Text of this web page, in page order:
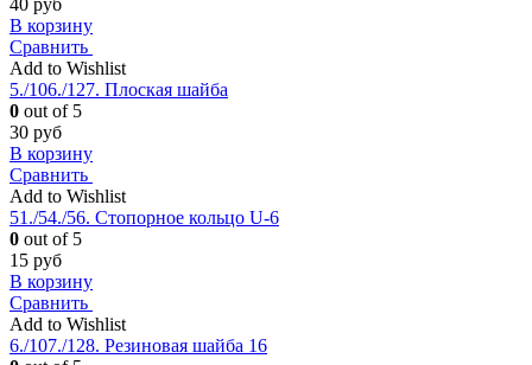
40 руб
В корзину
Сравнить
Add to Wishlist
5./106./127. Плоская шайба
0 out of 5
30 руб
В корзину
Сравнить
Add to Wishlist
51./54./56. Стопорное кольцо U-6
0 out of 5
15 руб
В корзину
Сравнить
Add to Wishlist
6./107./128. Резиновая шайба 16